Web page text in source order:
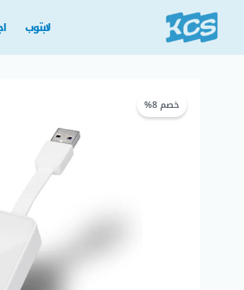
تخطي
المحتوى
لابتوب
خصم 8%